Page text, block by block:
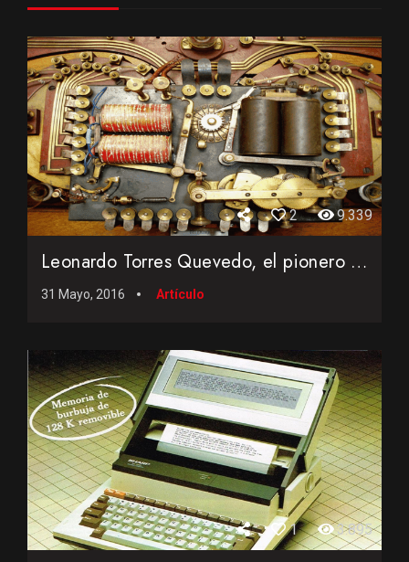
2 9.339
Leonardo Torres Quevedo, el pionero de la automática
31 Mayo, 2016 Artículo
1 3.895